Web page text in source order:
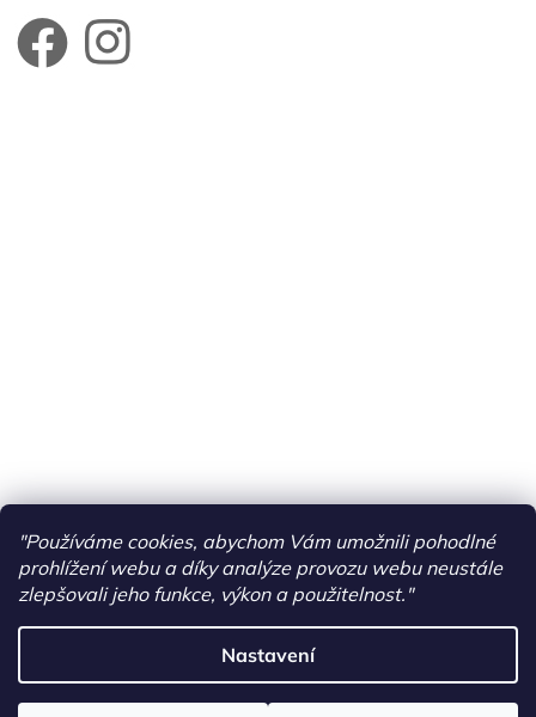
"Používáme cookies, abychom Vám umožnili pohodlné
prohlížení webu a díky analýze provozu webu neustále
zlepšovali jeho funkce, výkon a použitelnost."
Nastavení
Vytvořil Shoptet